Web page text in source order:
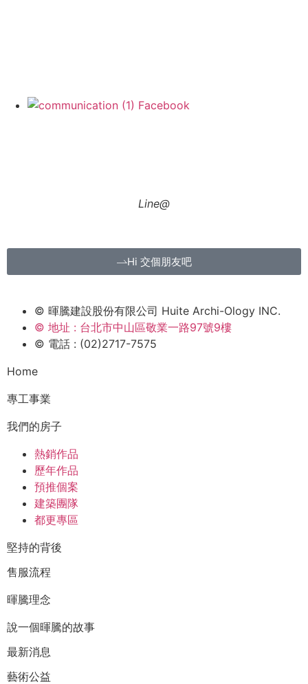
Facebook
Line@
Hi 交個朋友吧
© 暉騰建設股份有限公司 Huite Archi-Ology INC.
© 地址 : 台北市中山區敬業一路97號9樓
© 電話 : (02)2717-7575
Home
專工事業
我們的房子
熱銷作品
歷年作品
預推個案
建築團隊
都更專區
堅持的背後
售服流程
暉騰理念
說一個暉騰的故事
最新消息
藝術公益